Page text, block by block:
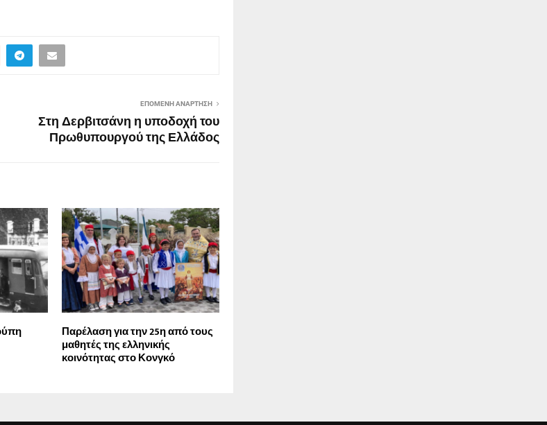
ΕΠΌΜΕΝΗ ΑΝΆΡΤΗΣΗ
Στη Δερβιτσάνη η υποδοχή του
Πρωθυπουργού της Ελλάδος
Παρέλαση για την 25η από τους
μαθητές της ελληνικής
κοινότητας στο Κονγκό